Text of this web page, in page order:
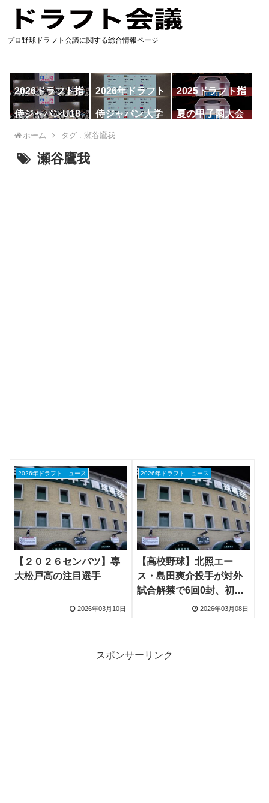
プロ野球ドラフト会議に関する総合情報ページ
2026ドラフト指
名予想
2026年ドラフト
候補
2025ドラフト指
名一覧
侍ジャパンU18
代表
侍ジャパン大学
代表
夏の甲子園大会
ホーム タグ : 瀬谷鷹我
瀬谷鷹我
2026年ドラフトニュース
【２０２６センバツ】専
大松戸高の注目選手
2026年03月10日
2026年ドラフトニュース
【高校野球】北照エー
ス・島田爽介投手が対外
試合解禁で6回0封、初戦
の相手・専大松戸に中学
2026年03月08日
スポンサーリンク